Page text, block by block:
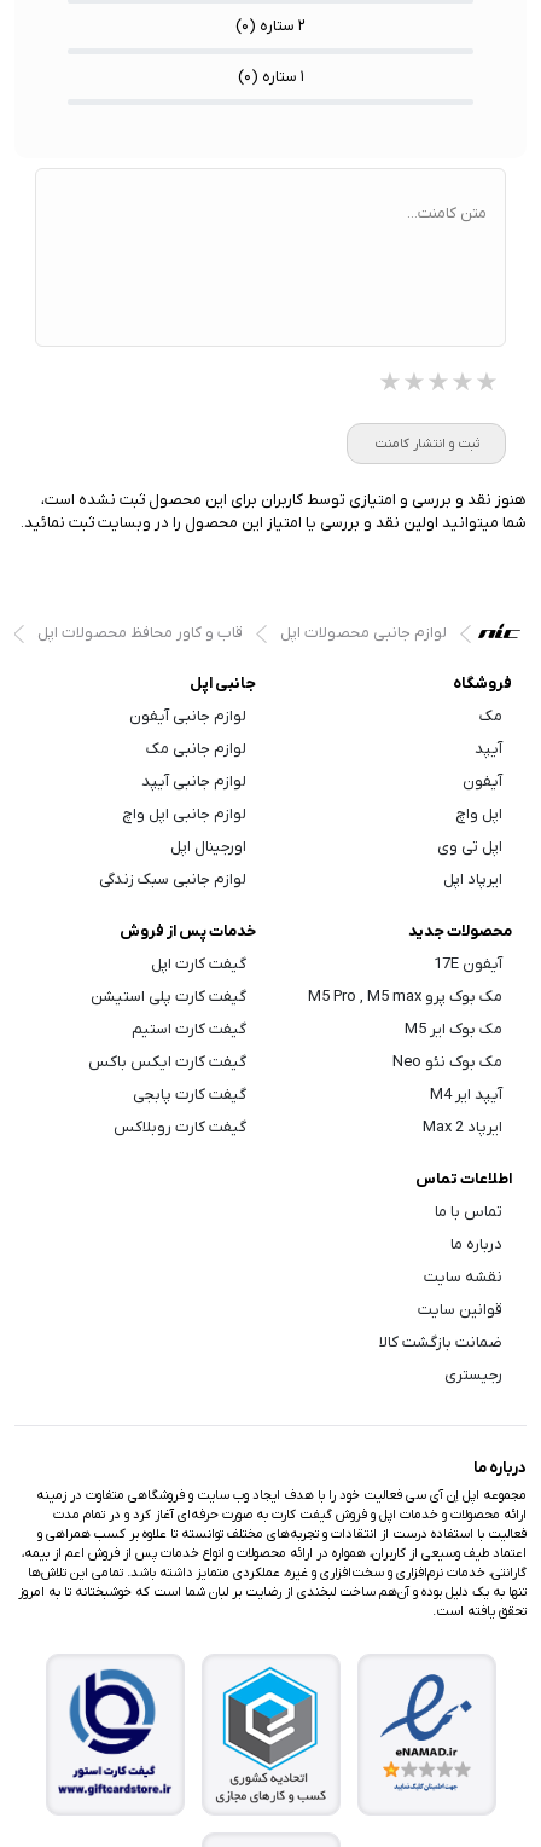
۲ ستاره ( ۰)
۱ ستاره ( ۰)
متن کامنت...
★★★★★
★★★★★
★★★★★
ثبت و انتشار کامنت
هنوز نقد و بررسی و امتیازی توسط کاربران برای این محصول ثبت نشده است،
شما میتوانید اولین نقد و بررسی یا امتیاز این محصول را در وبسایت ثبت نمائید.
لوازم جانبی محصولات اپل قاب و کاور محافظ محصولات اپل
فروشگاه
مک
آیپد
آیفون
اپل واچ
اپل تی وی
ایرپاد اپل
جانبی اپل
لوازم جانبی آیفون
لوازم جانبی مک
لوازم جانبی آیپد
لوازم جانبی اپل واچ
اورجینال اپل
لوازم جانبی سبک زندگی
محصولات جدید
آیفون 17E
مک بوک پرو M5 Pro , M5 max
مک بوک ایر M5
مک بوک نئو Neo
آیپد ایر M4
ایرپاد Max 2
خدمات پس از فروش
گیفت کارت اپل
گیفت کارت پلی استیشن
گیفت کارت استیم
گیفت کارت ایکس باکس
گیفت کارت پابجی
گیفت کارت روبلاکس
اطلاعات تماس
تماس با ما
درباره ما
نقشه سایت
قوانین سایت
ضمانت بازگشت کالا
رجیستری
درباره ما
مجموعه اپل اِن آی سی فعالیت خود را با هدف ایجاد وب سایت و فروشگاهی متفاوت در زمینه
ارائه محصولات و خدمات اپل و فروش گیفت کارت به صورت حرفه‌ای آغاز کرد و در تمام مدت
فعالیت با استفاده درست از انتقادات و تجربه‌های مختلف توانسته تا علاوه بر کسب همراهی و
اعتماد طیف وسیعی از کاربران، همواره در ارائه محصولات و انواع خدمات پس از فروش اعم از بیمه،
گارانتی، خدمات نرم‌افزاری و سخت‌افزاری و غیره، عملکردی متمایز داشته باشد. تمامی این تلاش‌ها
تنها به یک دلیل بوده و آن‌هم ساخت لبخندی از رضایت بر لبان شما است که خوشبختانه تا به امروز
تحقق یافته است.